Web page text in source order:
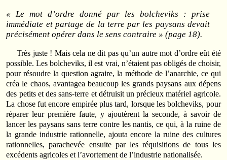
« Le mot d’ordre donné par les bolcheviks : prise
immédiate et partage de la terre par les paysans devait
précisément opérer dans le sens contraire » (page 18).
Très juste ! Mais cela ne dit pas qu’un autre mot d’ordre eût été
possible. Les bolcheviks, il est vrai, n’étaient pas obligés de choisir,
pour résoudre la question agraire, la méthode de l’anarchie, ce qui
créa le chaos, avantagea beaucoup les grands paysans aux dépens
des petits et des sans-terre et détruisit un précieux matériel agricole.
La chose fut encore empirée plus tard, lorsque les bolcheviks, pour
réparer leur première faute, y ajoutèrent la seconde, à savoir de
lancer les paysans sans terre contre les nantis, ce qui, à la ruine de
la grande industrie rationnelle, ajouta encore la ruine des cultures
rationnelles, parachevée ensuite par les réquisitions de tous les
excédents agricoles et l’avortement de l’industrie nationalisée.